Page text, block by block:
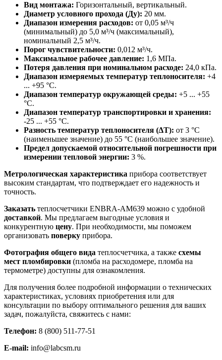
Вид монтажа: Горизонтальный, вертикальный.
Диаметр условного прохода (Ду): 20 мм.
Диапазон измерения расходов: от 0,05 м³/ч
(минимальный) до 5,0 м³/ч (максимальный),
номинальный 2,5 м³/ч.
Порог чувствительности: 0,012 м³/ч.
Максимальное рабочее давление: 1,6 МПа.
Потеря давления при номинальном расходе: 24,0 кПа.
Диапазон измеряемых температур теплоносителя: +4
... +95 °C.
Диапазон температур окружающей среды: +5 ... +55
°C.
Диапазон температур транспортировки и хранения:
-25 ... +55 °C.
Разность температур теплоносителя (ΔT): от 3 °C
(наименьшее значение) до 55 °C (наибольшее значение).
Предел допускаемой относительной погрешности при
измерении тепловой энергии: 3 %.
Метрологическая характеристика прибора соответствует
высоким стандартам, что подтверждает его надежность и
точность.
Заказать теплосчетчики ENBRA-АМ639 можно с удобной
доставкой. Мы предлагаем выгодные условия и
конкурентную цену. При необходимости, мы поможем
организовать поверку прибора.
Фотография общего вида теплосчетчика, а также схемы
мест пломбировки (пломба на расходомере, пломба на
термометре) доступны для ознакомления.
Для получения более подробной информации о технических
характеристиках, условиях приобретения или для
консультации по выбору оптимального решения для ваших
задач, пожалуйста, свяжитесь с нами:
Телефон: 8 (800) 511-77-51
E-mail: info@labcsm.ru